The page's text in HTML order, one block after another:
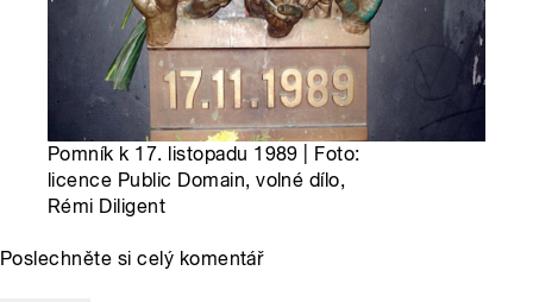
Pomník k 17. listopadu 1989 | Foto:
licence Public Domain, volné dílo,
Rémi Diligent
Poslechněte si celý komentář